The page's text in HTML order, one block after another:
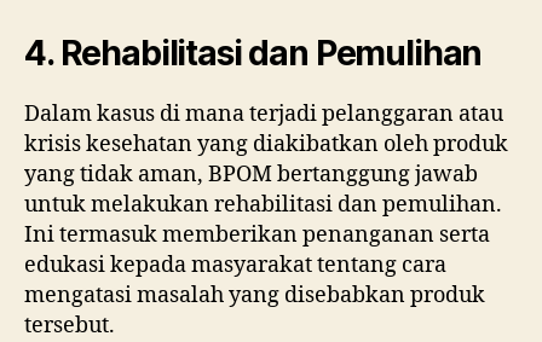
4. Rehabilitasi dan Pemulihan
Dalam kasus di mana terjadi pelanggaran atau
krisis kesehatan yang diakibatkan oleh produk
yang tidak aman, BPOM bertanggung jawab
untuk melakukan rehabilitasi dan pemulihan.
Ini termasuk memberikan penanganan serta
edukasi kepada masyarakat tentang cara
mengatasi masalah yang disebabkan produk
tersebut.